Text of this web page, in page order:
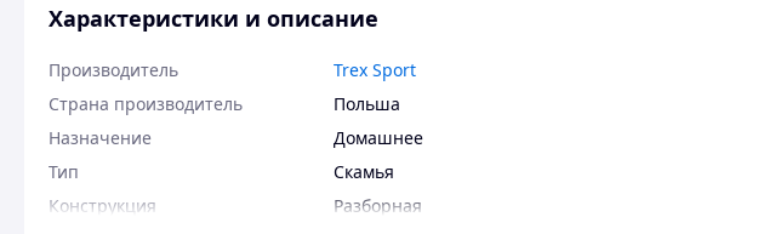
Характеристики и описание
Производитель
Trex Sport
Страна производитель
Польша
Назначение
Домашнее
Тип
Скамья
Конструкция
Разборная